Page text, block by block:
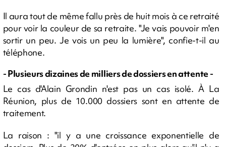
Il aura tout de même fallu près de huit mois à ce retraité
pour voir la couleur de sa retraite. "Je vais pouvoir m'en
sortir un peu. Je vois un peu la lumière", confie-t-il au
téléphone.
- Plusieurs dizaines de milliers de dossiers en attente -
Le cas d'Alain Grondin n'est pas un cas isolé. À La
Réunion, plus de 10.000 dossiers sont en attente de
traitement.
La raison : "il y a une croissance exponentielle de